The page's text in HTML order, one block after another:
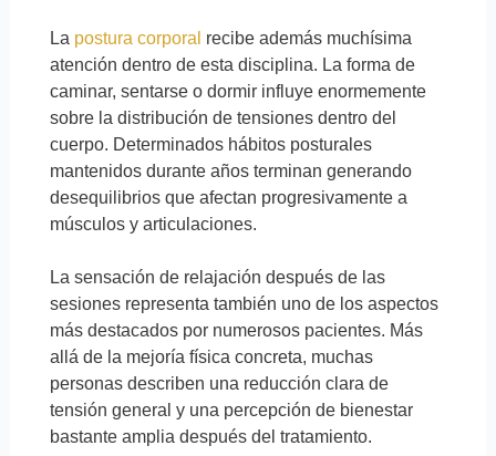
La postura corporal recibe además muchísima
atención dentro de esta disciplina. La forma de
caminar, sentarse o dormir influye enormemente
sobre la distribución de tensiones dentro del
cuerpo. Determinados hábitos posturales
mantenidos durante años terminan generando
desequilibrios que afectan progresivamente a
músculos y articulaciones.
La sensación de relajación después de las
sesiones representa también uno de los aspectos
más destacados por numerosos pacientes. Más
allá de la mejoría física concreta, muchas
personas describen una reducción clara de
tensión general y una percepción de bienestar
bastante amplia después del tratamiento.